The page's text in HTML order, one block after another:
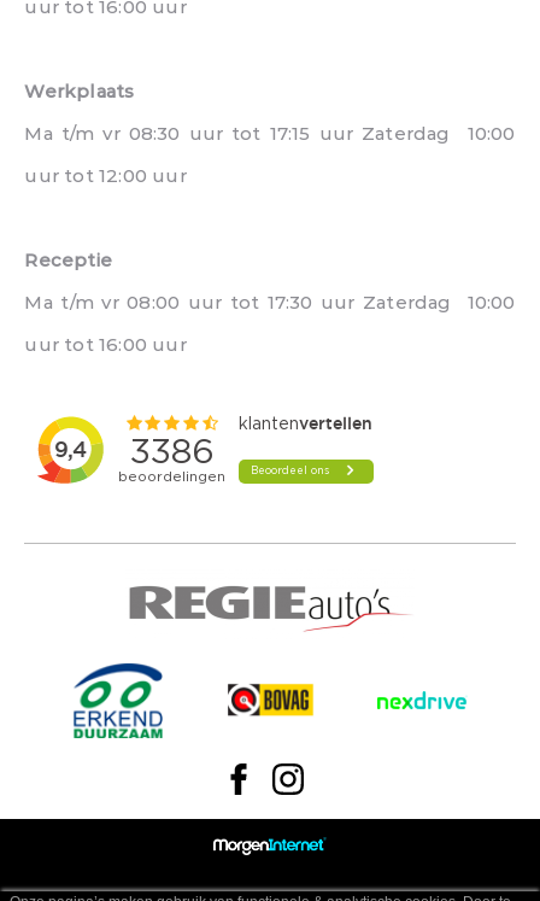
uur tot 16:00 uur
Werkplaats
Ma t/m vr 08:30 uur tot 17:15 uur Zaterdag 10:00
uur tot 12:00 uur
Receptie
Ma t/m vr 08:00 uur tot 17:30 uur Zaterdag 10:00
uur tot 16:00 uur